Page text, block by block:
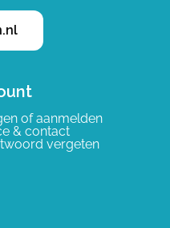
of aanmelden
& contact
vergeten